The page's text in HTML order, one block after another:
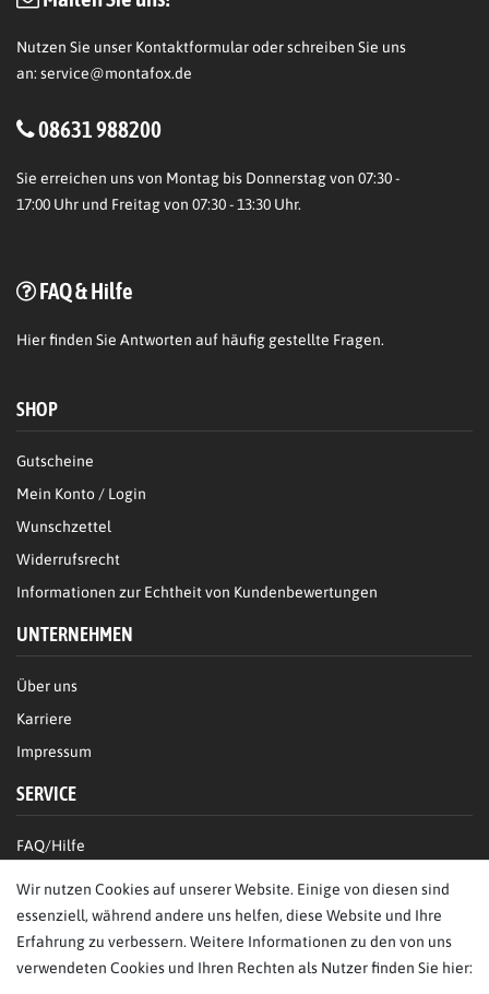
Nutzen Sie unser Kontaktformular oder schreiben Sie uns
an: service@montafox.de
08631 988200
Sie erreichen uns von Montag bis Donnerstag von 07:30 -
17:00 Uhr und Freitag von 07:30 - 13:30 Uhr.
FAQ & Hilfe
Hierfinden Sie Antworten auf häufig gestellte Fragen.
SHOP
Gutscheine
Mein Konto / Login
Wunschzettel
Widerrufsrecht
Informationen zur Echtheit von Kundenbewertungen
UNTERNEHMEN
Über uns
Karriere
Impressum
SERVICE
FAQ/Hilfe
Datenschutz
AGB
Wir nutzen Cookies auf unserer Website. Einige von diesen sind
essenziell, während andere uns helfen, diese Website und Ihre
Erfahrung zu verbessern. Weitere Informationen zu den von uns
verwendeten Cookies und Ihren Rechten als Nutzer finden Sie hier: